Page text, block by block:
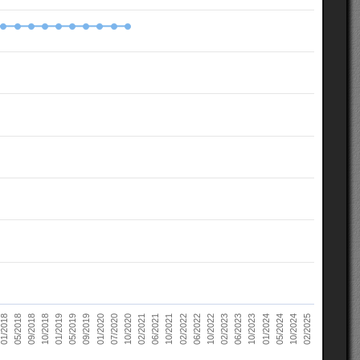
01/2018 05/2018 09/2018 10/2018 01/2019 05/2019 09/2019 01/2020 07/2020 10/2020 02/2021 06/2021 10/2021 02/2022 06/2022 10/2022 02/2023 06/2023 10/2023 01/2024 05/2024 10/2024 02/2025